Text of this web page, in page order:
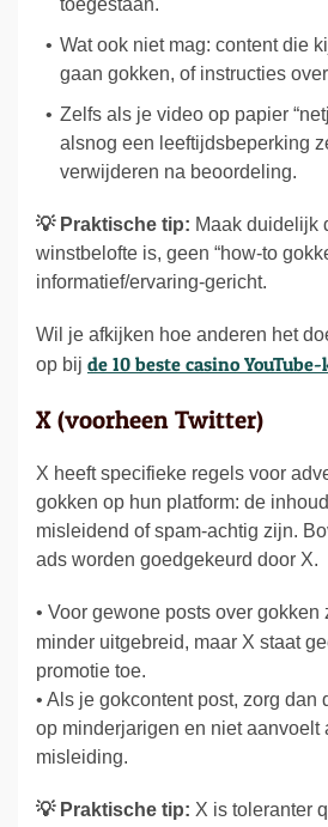
toegestaan.
Wat ook niet mag: content die
gaan gokken, of instructies
Zelfs als je video op papier
alsnog een leeftijdsbeperking
verwijderen na beoordeling.
💡 Praktische tip: Maak duidelijk
winstbelofte is, geen “how-to
informatief/ervaring-gericht.
Wil je afkijken hoe anderen het
op bij de 10 beste casino
X (voorheen Twitter)
X heeft specifieke regels voor
gokken op hun platform: de
misleidend of spam-achtig zijn.
ads worden goedgekeurd door X.
• Voor gewone posts over gokken
minder uitgebreid, maar X staat
promotie toe.
• Als je gokcontent post, zorg dan
op minderjarigen en niet aanvoelt
misleiding.
💡 Praktische tip: X is toleranter